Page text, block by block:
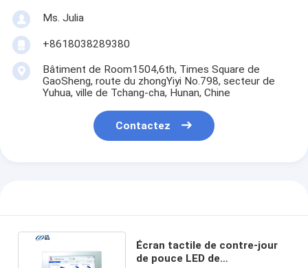
Ms. Julia
+8618038289380
Bâtiment de Room1504,6th, Times Square de
GaoSheng, route du zhongYiyi No.798, secteur de
Yuhua, ville de Tchang-cha, Hunan, Chine
Contactez
Écran tactile de contre-jour
de pouce LED de